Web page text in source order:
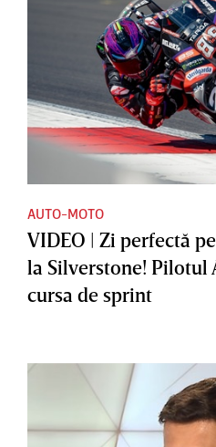
AUTO-MOTO
VIDEO | Zi perfectă
la Silverstone! Pilotul
cursa de sprint